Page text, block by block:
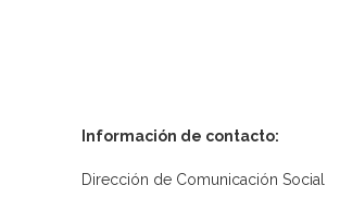
Información de contacto:
Dirección de Comunicación Social